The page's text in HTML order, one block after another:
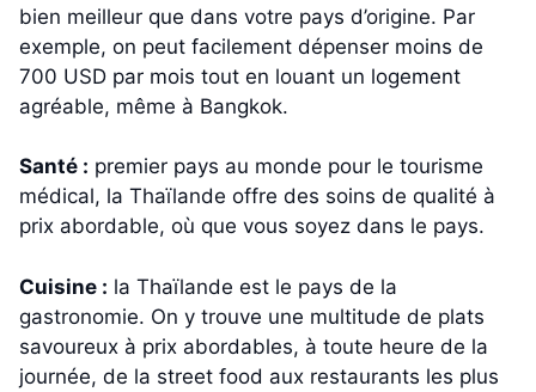
bien meilleur que dans votre pays d’origine. Par
exemple, on peut facilement dépenser moins de
700 USD par mois tout en louant un logement
agréable, même à Bangkok.
Santé : premier pays au monde pour le tourisme
médical, la Thaïlande offre des soins de qualité à
prix abordable, où que vous soyez dans le pays.
Cuisine : la Thaïlande est le pays de la
gastronomie. On y trouve une multitude de plats
savoureux à prix abordables, à toute heure de la
journée, de la street food aux restaurants les plus